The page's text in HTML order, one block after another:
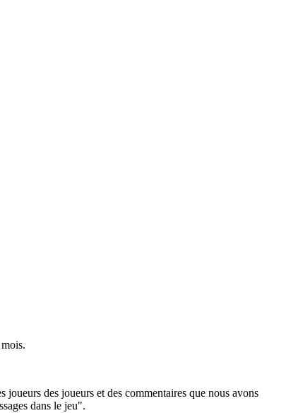
des joueurs et des commentaires que nous avons
dans le jeu".